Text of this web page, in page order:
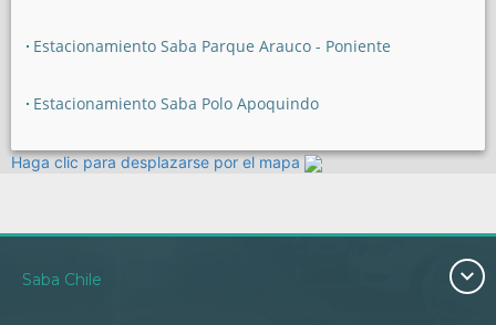
Estacionamiento Saba Parque Arauco - Poniente
Estacionamiento Saba Polo Apoquindo
Haga clic para desplazarse por el mapa
Saba Chile